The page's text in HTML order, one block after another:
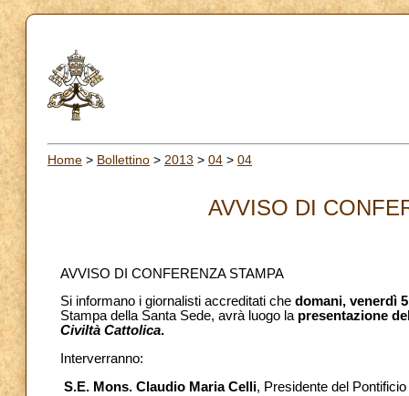
Home > Bollettino > 2013 > 04 > 04
AVVISO DI
AVVISO DI CONFERENZA STAMPA
Si informano i giornalisti accreditati che domani, venerdì
Stampa della Santa Sede, avrà luogo la presentazione
Civiltà Cattolica.
Interverranno:
S.E. Mons. Claudio Maria Celli, Presidente del